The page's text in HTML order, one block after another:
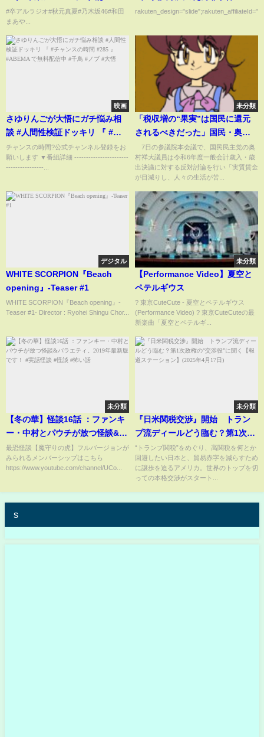
うな人を探すラジオ サンデー.ゲ
スト：和田まあや さん
#卒アルラジオ#秋元真夏#乃木坂46#和田
まあや...
月10日
映画
さゆりんごが大悟にガチ悩み相
談 #人間性検証ドッキリ 『 #チ
ャンスの時間 #285 』#ABEMA
で無料配信中 #千鳥 #ノブ #大悟
チャンスの時間?公式チャンネル登録をお
願いします ▼番組詳細 -----------------------
----------------...
未分類
「税収増の“果実”は国民に還元
されるべきだった」国民・奥村
祥大議員「国だけが一人勝ち」
と令和6年度一般会計決議に反対
(ABEMA TIMES)
7日の参議院本会議で、国民民主党の奥
村祥大議員は令和6年度一般会計歳入・歳
出決議に対する反対討論を行い「実質賃金
が目減りし、人々の生活が苦...
デジタル
WHITE SCORPION『Beach
opening』-Teaser #1
WHITE SCORPION『Beach opening』-
Teaser #1- Director : Ryohei Shingu Chor...
未分類
【Performance Video】夏空と
ペテルギウス
? 東京CuteCute - 夏空とペテルギウス
(Performance Video) ? 東京CuteCuteの最
新楽曲「夏空とペテルギ...
未分類
【冬の華】怪談16話 ：ファンキ
ー・中村とパウチが放つ怪談&バ
ラエティ。2019年最新版です！
#実話怪談 #怪談 #怖い話
最恐怪談【魔守りの虎】フルバージョンが
みられるメンバーシップはこちら
https://www.youtube.com/channel/UCo...
未分類
『日米関税交渉』開始 トラン
プ流ディールどう臨む？第1次政
権の“交渉役”に聞く【報道ステ
ーション】(2025年4月17日)
“トランプ関税”をめぐり、高関税を何とか
回避したい日本と、貿易赤字を減らすため
に譲歩を迫るアメリカ。世界のトップを切
っての本格交渉がスタート...
s